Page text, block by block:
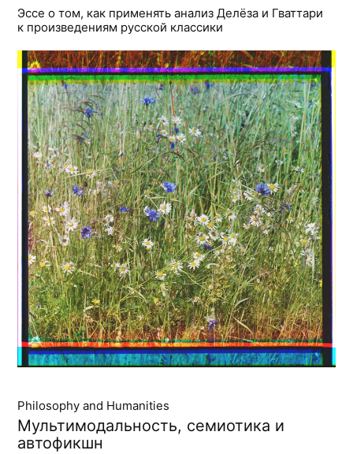
Эссе о том, как применять анализ Делёза и Гваттари
к произведениям русской классики
Philosophy and Humanities
Мультимодальность, семиотика и
автофикшн